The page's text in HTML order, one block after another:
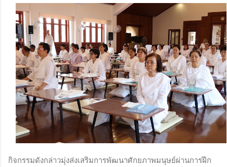
กิจกรรมดังกล่าวมุ่งส่งเสริมการพัฒนาศักยภาพมนุษย์ผ่านการฝึก